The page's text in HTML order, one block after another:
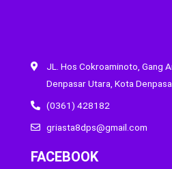
JL. Hos Cokroaminoto, Gang
Denpasar Utara, Kota
(0361) 428182
griasta8dps@gmail.com
FACEBOOK